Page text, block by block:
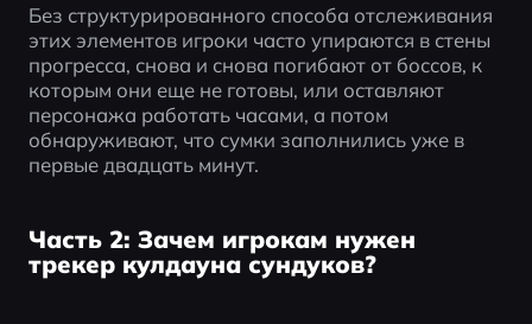
Без структурированного способа отслеживания
этих элементов игроки часто упираются в стены
прогресса, снова и снова погибают от боссов, к
которым они еще не готовы, или оставляют
персонажа работать часами, а потом
обнаруживают, что сумки заполнились уже в
первые двадцать минут.
Часть 2: Зачем игрокам нужен
трекер кулдауна сундуков?